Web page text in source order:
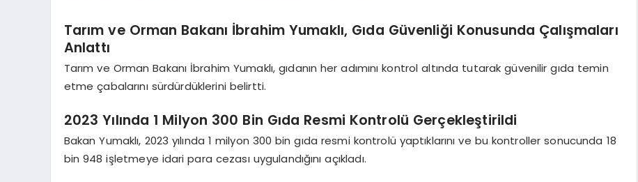
Tarım ve Orman Bakanı İbrahim Yumaklı, Gıda Güvenliği Konusunda Çalışmaları
Anlattı
Tarım ve Orman Bakanı İbrahim Yumaklı, gıdanın her adımını kontrol altında tutarak güvenilir gıda temin
etme çabalarını sürdürdüklerini belirtti.
2023 Yılında 1 Milyon 300 Bin Gıda Resmi Kontrolü Gerçekleştirildi
Bakan Yumaklı, 2023 yılında 1 milyon 300 bin gıda resmi kontrolü yaptıklarını ve bu kontroller sonucunda 18
bin 948 işletmeye idari para cezası uygulandığını açıkladı.